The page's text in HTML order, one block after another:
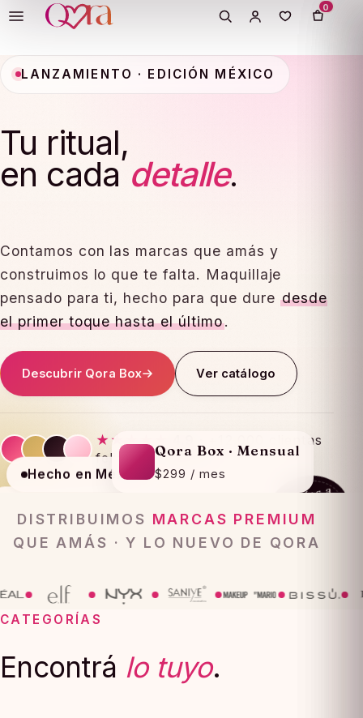
missing:
0
LANZAMIENTO · EDICIÓN MÉXICO
Tu ritual,
en cadadetalle.
Contamos con las marcas que amás y
construimos lo que te falta. Maquillaje
pensado para ti, hecho para que dure desde
el primer toque hasta el último.
Descubrir Qora Box Ver catálogo
★★★★★
· +12.000 clientas
felices en México
Hecho en México
Envíos a
México
Qora Box · Mensual
$299 / mes
DISTRIBUIMOS MARCAS PREMIUM
QUE AMÁS · Y LO NUEVO DE QORA
CATEGORÍAS
Encontrá lo tuyo.